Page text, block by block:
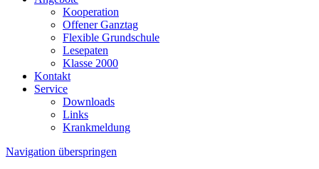
Kooperation
Offener Ganztag
Flexible Grundschule
Lesepaten
Klasse 2000
Kontakt
Service
Downloads
Links
Krankmeldung
Navigation überspringen